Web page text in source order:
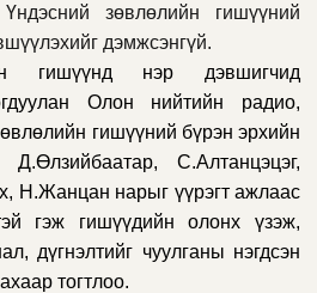
Үндэсний зөвлөлийн гишүүний
дэмжсэнгүй.
гишүүнд нэр дэвшигчид
Олон нийтийн радио,
гишүүний бүрэн эрхийн
Д.Өлзийбаатар, С.Алтанцэцэг,
, Н .Жанцан нарыг үүрэгт ажлаас
гэж гишүүдийн олонх үзэж,
дүгнэлтийг чуулганы нэгдсэн
тогтлоо.